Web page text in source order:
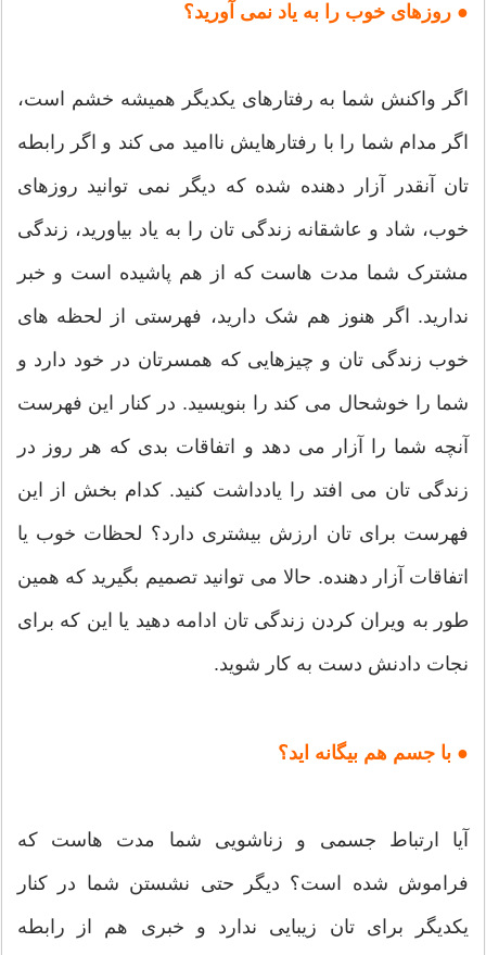
● روزهای خوب را به یاد نمی آورید؟
اگر واکنش شما به رفتارهای یکدیگر همیشه خشم است،
اگر مدام شما را با رفتارهایش ناامید می کند و اگر رابطه
تان آنقدر آزار دهنده شده که دیگر نمی توانید روزهای
خوب، شاد و عاشقانه زندگی تان را به یاد بیاورید، زندگی
مشترک شما مدت هاست که از هم پاشیده است و خبر
ندارید. اگر هنوز هم شک دارید، فهرستی از لحظه های
خوب زندگی تان و چیزهایی که همسرتان در خود دارد و
شما را خوشحال می کند را بنویسید. در کنار این فهرست
آنچه شما را آزار می دهد و اتفاقات بدی که هر روز در
زندگی تان می افتد را یادداشت کنید. کدام بخش از این
فهرست برای تان ارزش بیشتری دارد؟ لحظات خوب یا
اتفاقات آزار دهنده. حالا می توانید تصمیم بگیرید که همین
طور به ویران کردن زندگی تان ادامه دهید یا این که برای
نجات دادنش دست به کار شوید.
● با جسم هم بیگانه اید؟
آیا ارتباط جسمی و زناشویی شما مدت هاست که
فراموش شده است؟ دیگر حتی نشستن شما در کنار
یکدیگر برای تان زیبایی ندارد و خبری هم از رابطه